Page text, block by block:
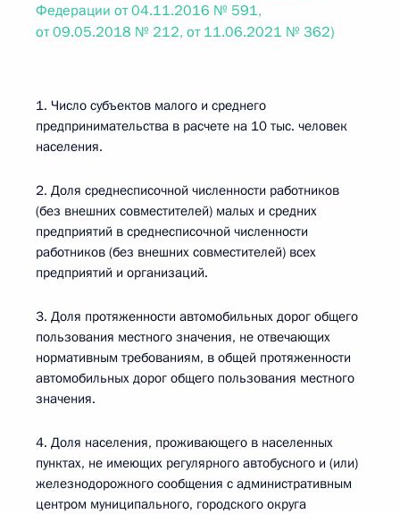
Федерации от 04.11.2016 № 591,
от 09.05.2018 № 212, от 11.06.2021 № 362)
1. Число субъектов малого и среднего
предпринимательства в расчете на 10 тыс. человек
населения.
2. Доля среднесписочной численности работников
(без внешних совместителей) малых и средних
предприятий в среднесписочной численности
работников (без внешних совместителей) всех
предприятий и организаций.
3. Доля протяженности автомобильных дорог общего
пользования местного значения, не отвечающих
нормативным требованиям, в общей протяженности
автомобильных дорог общего пользования местного
значения.
4. Доля населения, проживающего в населенных
пунктах, не имеющих регулярного автобусного и (или)
железнодорожного сообщения с административным
центром муниципального, городского округа